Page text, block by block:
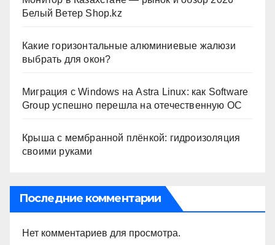
Белый Ветер Shop.kz
Какие горизонтальные алюминиевые жалюзи
выбрать для окон?
Миграция с Windows на Astra Linux: как Software
Group успешно перешла на отечественную ОС
Крыша с мембранной плёнкой: гидроизоляция
своими руками
Последние комментарии
Нет комментариев для просмотра.